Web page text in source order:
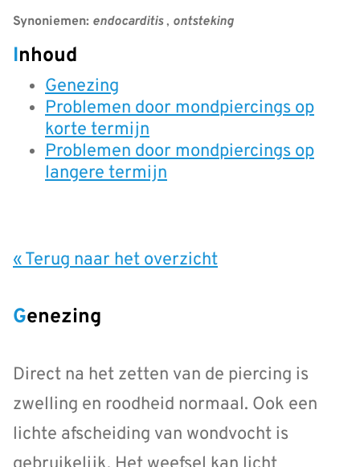
Synoniemen: endocarditis, ontsteking
Inhoud
Genezing
Problemen door mondpiercings op
korte termijn
Problemen door mondpiercings op
langere termijn
« Terug naar het overzicht
Genezing
Direct na het zetten van de piercing is
zwelling en roodheid normaal. Ook een
lichte afscheiding van wondvocht is